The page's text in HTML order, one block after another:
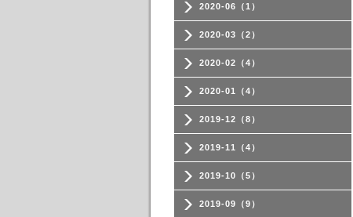
2020-06（1）
2020-03（2）
2020-02（4）
2020-01（4）
2019-12（8）
2019-11（4）
2019-10（5）
2019-09（9）